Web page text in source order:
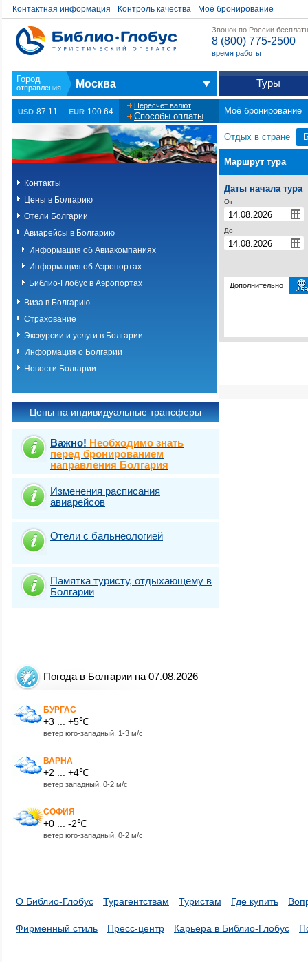
Контактная информация Контроль качества Моё бронирование
Звонок по России
8 (800) 775-2500
время работы
Москва Туры
USD 87.11 EUR 100.64
Пересчет валют
Способы оплаты
Моё бронирование
Контакты
Цены в Болгарию
Отели Болгарии
Авиарейсы в Болгарию
Информация об Авиакомпаниях
Информация об Аэропортах
Библио-Глобус в Аэропортах
Виза в Болгарию
Страхование
Экскурсии и услуги в Болгарии
Информация о Болгарии
Новости Болгарии
Цены на индивидуальные трансферы
Важно! Необходимо знать
перед бронированием
направления Болгария
Изменения расписания
авиарейсов
Отели с бальнеологией
Памятка туристу, отдыхающему в
Болгарии
Погода в Болгарии на 07.08.2026
БУРГАС
+3 ... +5℃
ветер юго-западный, 1-3 м/с
ВАРНА
+2 ... +4℃
ветер западный, 0-2 м/с
СОФИЯ
+0 ... -2℃
ветер юго-западный, 0-2 м/с
Отдых в стране
Маршрут тура
Даты начала тура
От
До
Дополнительно
Виза
О Библио-Глобус Турагентствам Туристам Где купить
Фирменный стиль Пресс-центр Карьера в Библио-Глобус